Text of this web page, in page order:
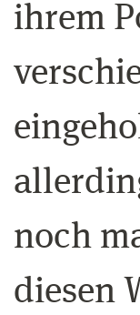
ihrem
noch
diesen